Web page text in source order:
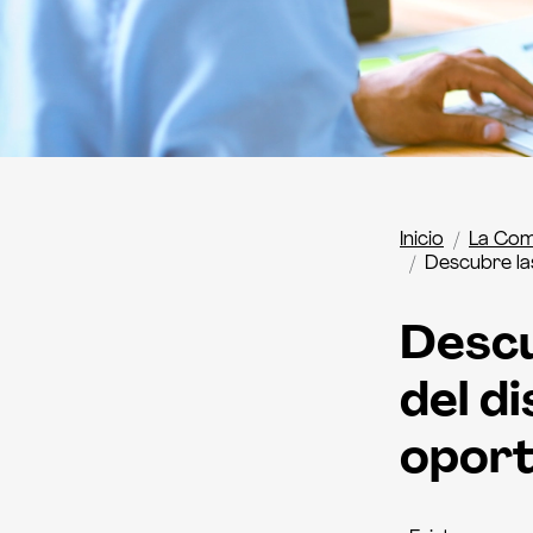
Inicio
La
Descubre
del